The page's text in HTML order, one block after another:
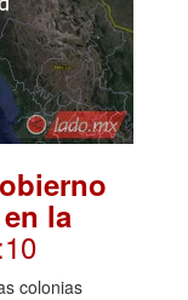
la
colonias